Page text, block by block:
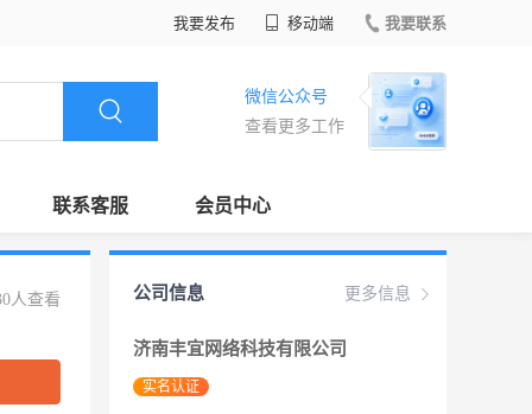
我要发布 移动端 我要联系
微信公众号
查看更多工作
联系客服 会员中心
人查看 更多信息
公司信息
济南丰宜网络科技有限公司
实名认证